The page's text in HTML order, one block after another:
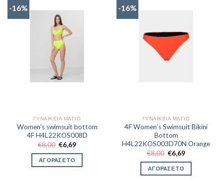
-16%
ΓΥΝΑΙΚΕΊΑ ΜΑΓΙΌ
Women’s swimsuit bottom
4F H4L22KOS008D
€8,00 Original
price
was:
€8,00.
€6,69Η
τιμή
€6,69.
ΑΓΟΡΑΣΕ ΤΟ
-16%
ΓΥΝΑΙΚΕΊΑ ΜΑΓΙΌ
4F Women’s Swimsuit Bikini
Bottom
H4L22KOS003D70N Orange
€8,00 Original
price
was:
€8,00.
€6,69Η
τιμή
€6,69.
ΑΓΟΡΑΣΕ ΤΟ